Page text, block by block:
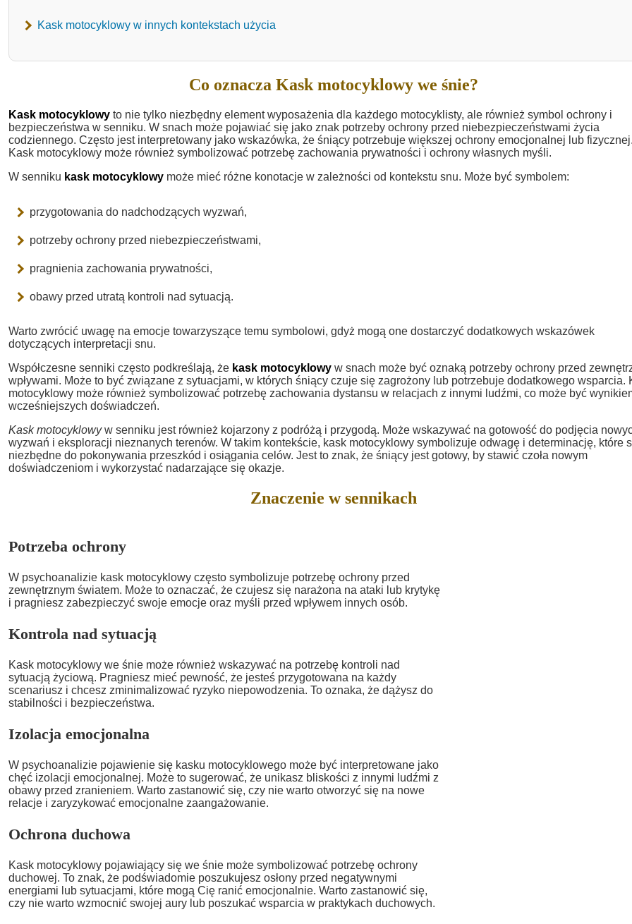
Kask motocyklowy w innych kontekstach użycia
Co oznacza Kask motocyklowy we śnie?
Kask motocyklowy to nie tylko niezbędny element wyposażenia dla każdego motocyklisty, ale również symbol ochrony i
bezpieczeństwa w senniku. W snach może pojawiać się jako znak potrzeby ochrony przed niebezpieczeństwami życia
codziennego. Często jest interpretowany jako wskazówka, że śniący potrzebuje większej ochrony emocjonalnej lub
Kask motocyklowy może również symbolizować potrzebę zachowania prywatności i ochrony własnych myśli.
W senniku kask motocyklowy może mieć różne konotacje w zależności od kontekstu snu. Może być symbolem:
przygotowania do nadchodzących wyzwań,
potrzeby ochrony przed niebezpieczeństwami,
pragnienia zachowania prywatności,
obawy przed utratą kontroli nad sytuacją.
Warto zwrócić uwagę na emocje towarzyszące temu symbolowi, gdyż mogą one dostarczyć dodatkowych wskazówek
dotyczących interpretacji snu.
Współczesne senniki często podkreślają, że kask motocyklowy w snach może być oznaką potrzeby ochrony przed
wpływami. Może to być związane z sytuacjami, w których śniący czuje się zagrożony lub potrzebuje dodatkowego wsparcia.
motocyklowy może również symbolizować potrzebę zachowania dystansu w relacjach z innymi ludźmi, co może być
wcześniejszych doświadczeń.
Kask motocyklowyw senniku jest również kojarzony z podróżą i przygodą. Może wskazywać na gotowość do podjęcia
wyzwań i eksploracji nieznanych terenów. W takim kontekście, kask motocyklowy symbolizuje odwagę i determinację, które
niezbędne do pokonywania przeszkód i osiągania celów. Jest to znak, że śniący jest gotowy, by stawić czoła nowym
doświadczeniom i wykorzystać nadarzające się okazje.
Znaczenie w sennikach
Potrzeba ochrony
W psychoanalizie kask motocyklowy często symbolizuje potrzebę ochrony przed
zewnętrznym światem. Może to oznaczać, że czujesz się narażona na ataki lub krytykę
i pragniesz zabezpieczyć swoje emocje oraz myśli przed wpływem innych osób.
Kontrola nad sytuacją
Kask motocyklowy we śnie może również wskazywać na potrzebę kontroli nad
sytuacją życiową. Pragniesz mieć pewność, że jesteś przygotowana na każdy
scenariusz i chcesz zminimalizować ryzyko niepowodzenia. To oznaka, że dążysz do
stabilności i bezpieczeństwa.
Izolacja emocjonalna
W psychoanalizie pojawienie się kasku motocyklowego może być interpretowane jako
chęć izolacji emocjonalnej. Może to sugerować, że unikasz bliskości z innymi ludźmi z
obawy przed zranieniem. Warto zastanowić się, czy nie warto otworzyć się na nowe
relacje i zaryzykować emocjonalne zaangażowanie.
Ochrona duchowa
Kask motocyklowy pojawiający się we śnie może symbolizować potrzebę ochrony
duchowej. To znak, że podświadomie poszukujesz osłony przed negatywnymi
energiami lub sytuacjami, które mogą Cię ranić emocjonalnie. Warto zastanowić się,
czy nie warto wzmocnić swojej aury lub poszukać wsparcia w praktykach duchowych.